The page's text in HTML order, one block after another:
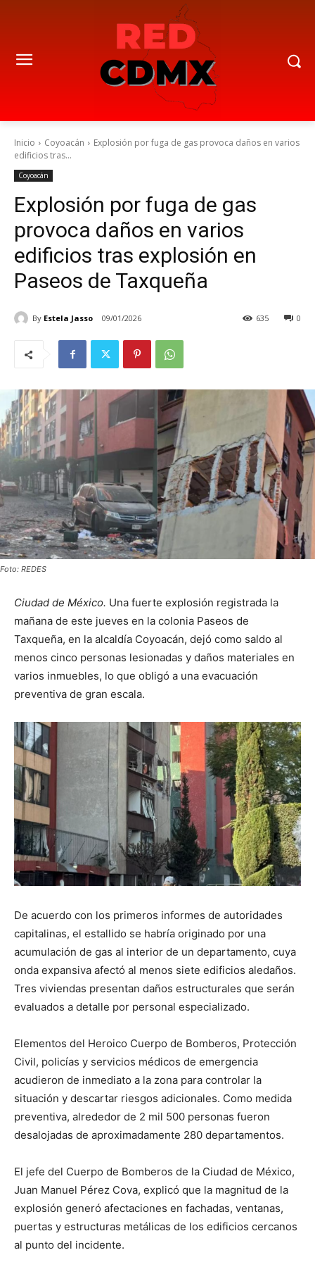
Inicio Coyoacán
Explosión por fuga de gas provoca daños en varios
edificios tras...
Coyoacán
Explosión por fuga de gas
provoca daños en varios
edificios tras explosión en
Paseos de Taxqueña
By Estela Jasso 09/01/2026 0
635
Foto: REDES
Ciudad de México. Una fuerte explosión registrada la
mañana de este jueves en la colonia Paseos de
Taxqueña, en la alcaldía Coyoacán, dejó como saldo al
menos cinco personas lesionadas y daños materiales en
varios inmuebles, lo que obligó a una evacuación
preventiva de gran escala.
De acuerdo con los primeros informes de autoridades
capitalinas, el estallido se habría originado por una
acumulación de gas al interior de un departamento, cuya
onda expansiva afectó al menos siete edificios aledaños.
Tres viviendas presentan daños estructurales que serán
evaluados a detalle por personal especializado.
Elementos del Heroico Cuerpo de Bomberos, Protección
Civil, policías y servicios médicos de emergencia
acudieron de inmediato a la zona para controlar la
situación y descartar riesgos adicionales. Como medida
preventiva, alrededor de 2 mil 500 personas fueron
desalojadas de aproximadamente 280 departamentos.
El jefe del Cuerpo de Bomberos de la Ciudad de México,
Juan Manuel Pérez Cova, explicó que la magnitud de la
explosión generó afectaciones en fachadas, ventanas,
puertas y estructuras metálicas de los edificios cercanos
al punto del incidente.